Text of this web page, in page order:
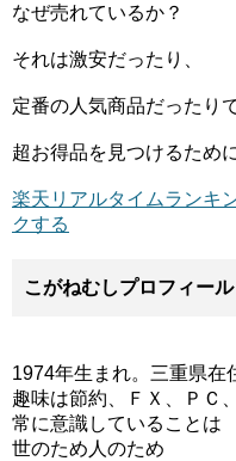
なぜ売れているか？
それは激安だったり、
定番の人気商品だったり
超お得品を見つけるため
楽天リアルタイムランキ
クする
こがねむしプロフィール
1974年生まれ。三重県在
趣味は節約、ＦＸ、ＰＣ
常に意識していることは
世のため人のため